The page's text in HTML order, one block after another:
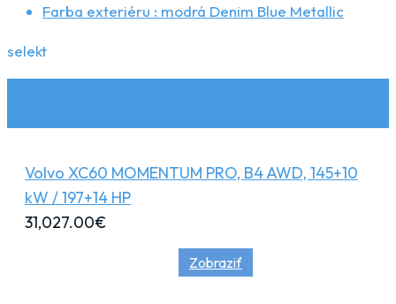
Farba exteriéru : modrá Denim Blue Metallic
selekt
Volvo XC60 MOMENTUM PRO, B4 AWD, 145+10
kW / 197+14 HP
31,027.00€
Zobraziť